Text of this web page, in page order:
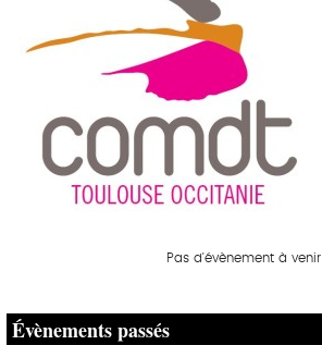
Pas d'évènement à venir
Évènements passés